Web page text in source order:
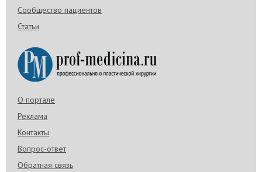
Сообщество пациентов
Статьи
О портале
Реклама
Контакты
Вопрос-ответ
Обратная связь